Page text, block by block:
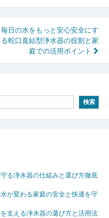
毎日の水をもっと安心安全にす
る蛇口直結型浄水器の役割と家
庭での活用ポイント
検索
る浄水器の仕組みと選び方徹底
が変わる家庭の安全と快適を守
支える浄水器の選び方と活用法